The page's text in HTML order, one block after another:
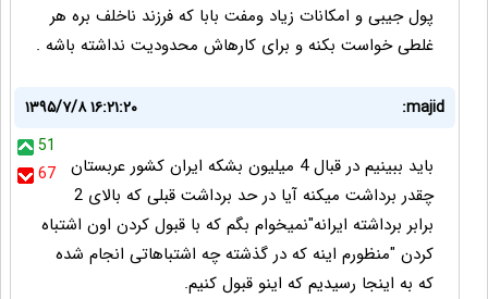
پول جیبی و امکانات زیاد ومفت بابا که فرزند ناخلف بره هر
غلطی خواست بکنه و برای کارهاش محدودیت نداشته باشه .
majid:
۱۳۹۵/۷/۸ ۱۶:۲۱:۲۰
51
67
باید ببینیم در قبال 4 میلیون بشکه ایران کشور عربستان
چقدر برداشت میکنه آیا در حد برداشت قبلی که بالای 2
برابر برداشته ایرانه"نمیخوام بگم که با قبول کردن اون اشتباه
کردن "منظورم اینه که در گذشته چه اشتباهاتی انجام شده
که به اینجا رسیدیم که اینو قبول کنیم.